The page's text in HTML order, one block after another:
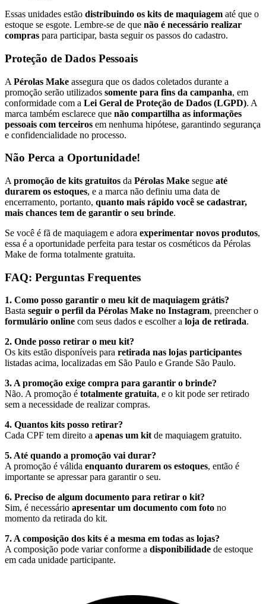
Essas unidades estão distribuindo os kits de maquiagem até que o
estoque se esgote. Lembre-se de que não é necessário realizar
compras para participar, basta seguir os passos do cadastro.
Proteção de Dados Pessoais
A Pérolas Make assegura que os dados coletados durante a
promoção serão utilizados somente para fins da campanha, em
conformidade com a Lei Geral de Proteção de Dados (LGPD). A
marca também esclarece que não compartilha as informações
pessoais com terceiros em nenhuma hipótese, garantindo segurança
e confidencialidade no processo.
Não Perca a Oportunidade!
A promoção de kits gratuitos da Pérolas Make segue até
durarem os estoques, e a marca não definiu uma data de
encerramento, portanto, quanto mais rápido você se cadastrar,
mais chances tem de garantir o seu brinde.
Se você é fã de maquiagem e adora experimentar novos produtos,
essa é a oportunidade perfeita para testar os cosméticos da Pérolas
Make de forma totalmente gratuita.
FAQ: Perguntas Frequentes
1. Como posso garantir o meu kit de maquiagem grátis?
Basta seguir o perfil da Pérolas Make no Instagram, preencher o
formulário online com seus dados e escolher a loja de retirada.
2. Onde posso retirar o meu kit?
Os kits estão disponíveis para retirada nas lojas participantes
listadas acima, localizadas em São Paulo e Grande São Paulo.
3. A promoção exige compra para garantir o brinde?
Não. A promoção é totalmente gratuita, e o kit pode ser retirado
sem a necessidade de realizar compras.
4. Quantos kits posso retirar?
Cada CPF tem direito a apenas um kitde maquiagem gratuito.
5. Até quando a promoção vai durar?
A promoção é válida enquanto durarem os estoques, então é
importante se apressar para garantir o seu.
6. Preciso de algum documento para retirar o kit?
Sim, é necessário apresentar um documento com foto no
momento da retirada do kit.
7. A composição dos kits é a mesma em todas as lojas?
A composição pode variar conforme a disponibilidade de estoque
em cada unidade participante.